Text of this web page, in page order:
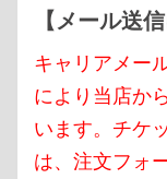
【メール送
キャリアメー
により当店か
います。チケ
は、注文フォ